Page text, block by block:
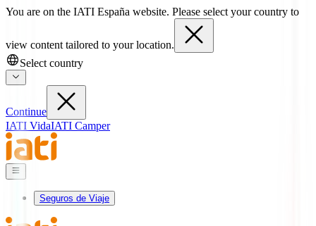
You are on the IATI España website. Please select your country to
view content tailored to your location.
Select country
Continue
IATI VidaIATI Camper
Seguros de Viaje